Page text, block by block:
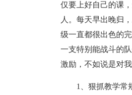
仅要上好自己的课
人。每天早出晚归
级一直都很出色的
一支特别能战斗的
激励，不如说是对
1、狠抓教学常